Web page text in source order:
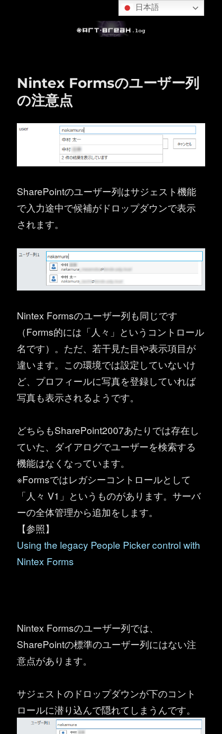
Nintex Formsのユーザー列
の注意点
SharePointのユーザー列はサジェスト機能
で入力途中で候補がドロップダウンで表示
されます。
Nintex Formsのユーザー列も同じです
（Forms的には「人々」というコントロール
名です）。ただ、若干見た目や表示項目が
違います。この環境では設定していないけ
ど、プロフィールに写真を登録していれば
写真も表示されるようです。
どちらもSharePoint2007あたりでは存在し
ていた、ダイアログでユーザーを検索する
機能はなくなっています。
※Formsではレガシーコントロールとして
「人々 V1」というものがあります。サーバ
ーの全体管理から追加をします。
【参照】
Using the legacy People Picker control with
Nintex Forms
Nintex Formsのユーザー列では、
SharePointの標準のユーザー列にはない注
意点があります。
サジェストのドロップダウンが下のコント
ロールに潜り込んで隠れてしまうんです。
日本語